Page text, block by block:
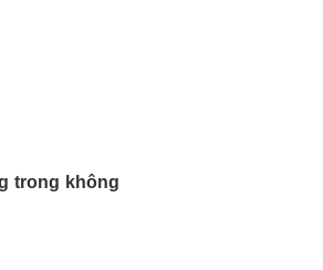
trong không